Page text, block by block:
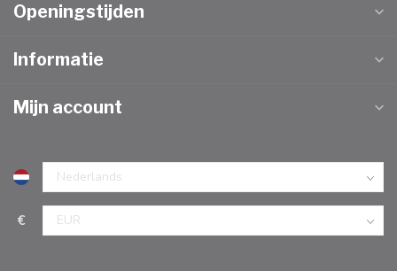
Openingstijden
Informatie
Mijn account
€